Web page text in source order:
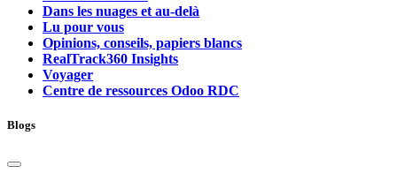
Dans les nuages et au-delà
Lu pour vous
Opinions, conseils, papiers blancs
RealTrack360 Insights
Voyager
Centre de ressources Odoo RDC
Blogs